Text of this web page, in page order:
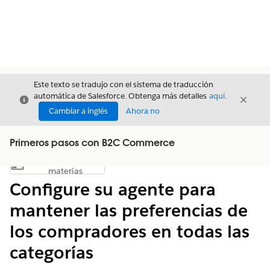
Cerrar
Este texto se tradujo con el sistema de traducción
automática de Salesforce. Obtenga más detalles aquí.
Cambiar a inglés
Ahora no
Cerrar
Primeros pasos con B2C Commerce
Mostrar índice de materias
materias
Configure su agente para
mantener las preferencias de
los compradores en todas las
categorías